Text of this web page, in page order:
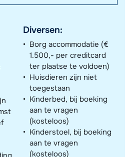
Diversen:
Borg accommodatie (€
1.500,- per creditcard
ter plaatse te voldoen)
Huisdieren zijn niet
toegestaan
Kinderbed, bij boeking
aan te vragen
(kosteloos)
Kinderstoel, bij boeking
aan te vragen
(kosteloos)